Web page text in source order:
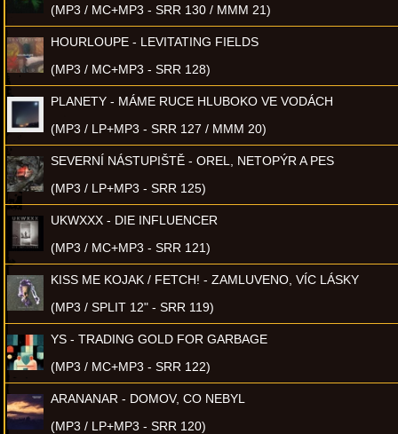
(MP3 / MC+MP3 - SRR 130 / MMM 21)
HOURLOUPE - LEVITATING FIELDS
(MP3 / MC+MP3 - SRR 128)
PLANETY - MÁME RUCE HLUBOKO VE VODÁCH
(MP3 / LP+MP3 - SRR 127 / MMM 20)
SEVERNÍ NÁSTUPIŠTĚ - OREL, NETOPÝR A PES
(MP3 / LP+MP3 - SRR 125)
UKWXXX - DIE INFLUENCER
(MP3 / MC+MP3 - SRR 121)
KISS ME KOJAK / FETCH! - ZAMLUVENO, VÍC LÁSKY
(MP3 / SPLIT 12" - SRR 119)
YS - TRADING GOLD FOR GARBAGE
(MP3 / MC+MP3 - SRR 122)
ARANANAR - DOMOV, CO NEBYL
(MP3 / LP+MP3 - SRR 120)